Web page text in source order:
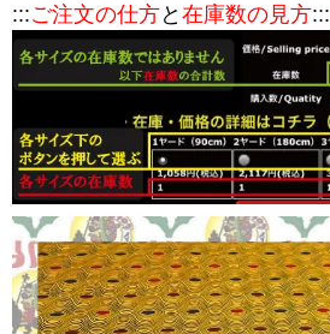
:::ご注文の仕方と 在庫数の見方:::